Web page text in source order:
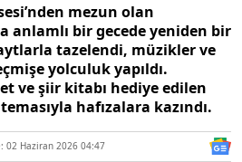
mezun olan
anlamlı bir gecede yeniden bir
tazelendi, müzikler ve
yolculuk yapıldı.
ve şiir kitabı hediye edilen
hafızalara kazındı.
02 Haziran 2026 04:47